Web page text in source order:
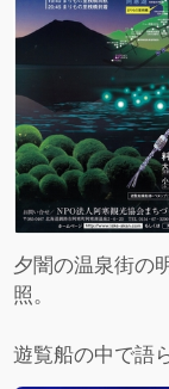
夕闇の温泉街の
照。
遊覧船の中で語